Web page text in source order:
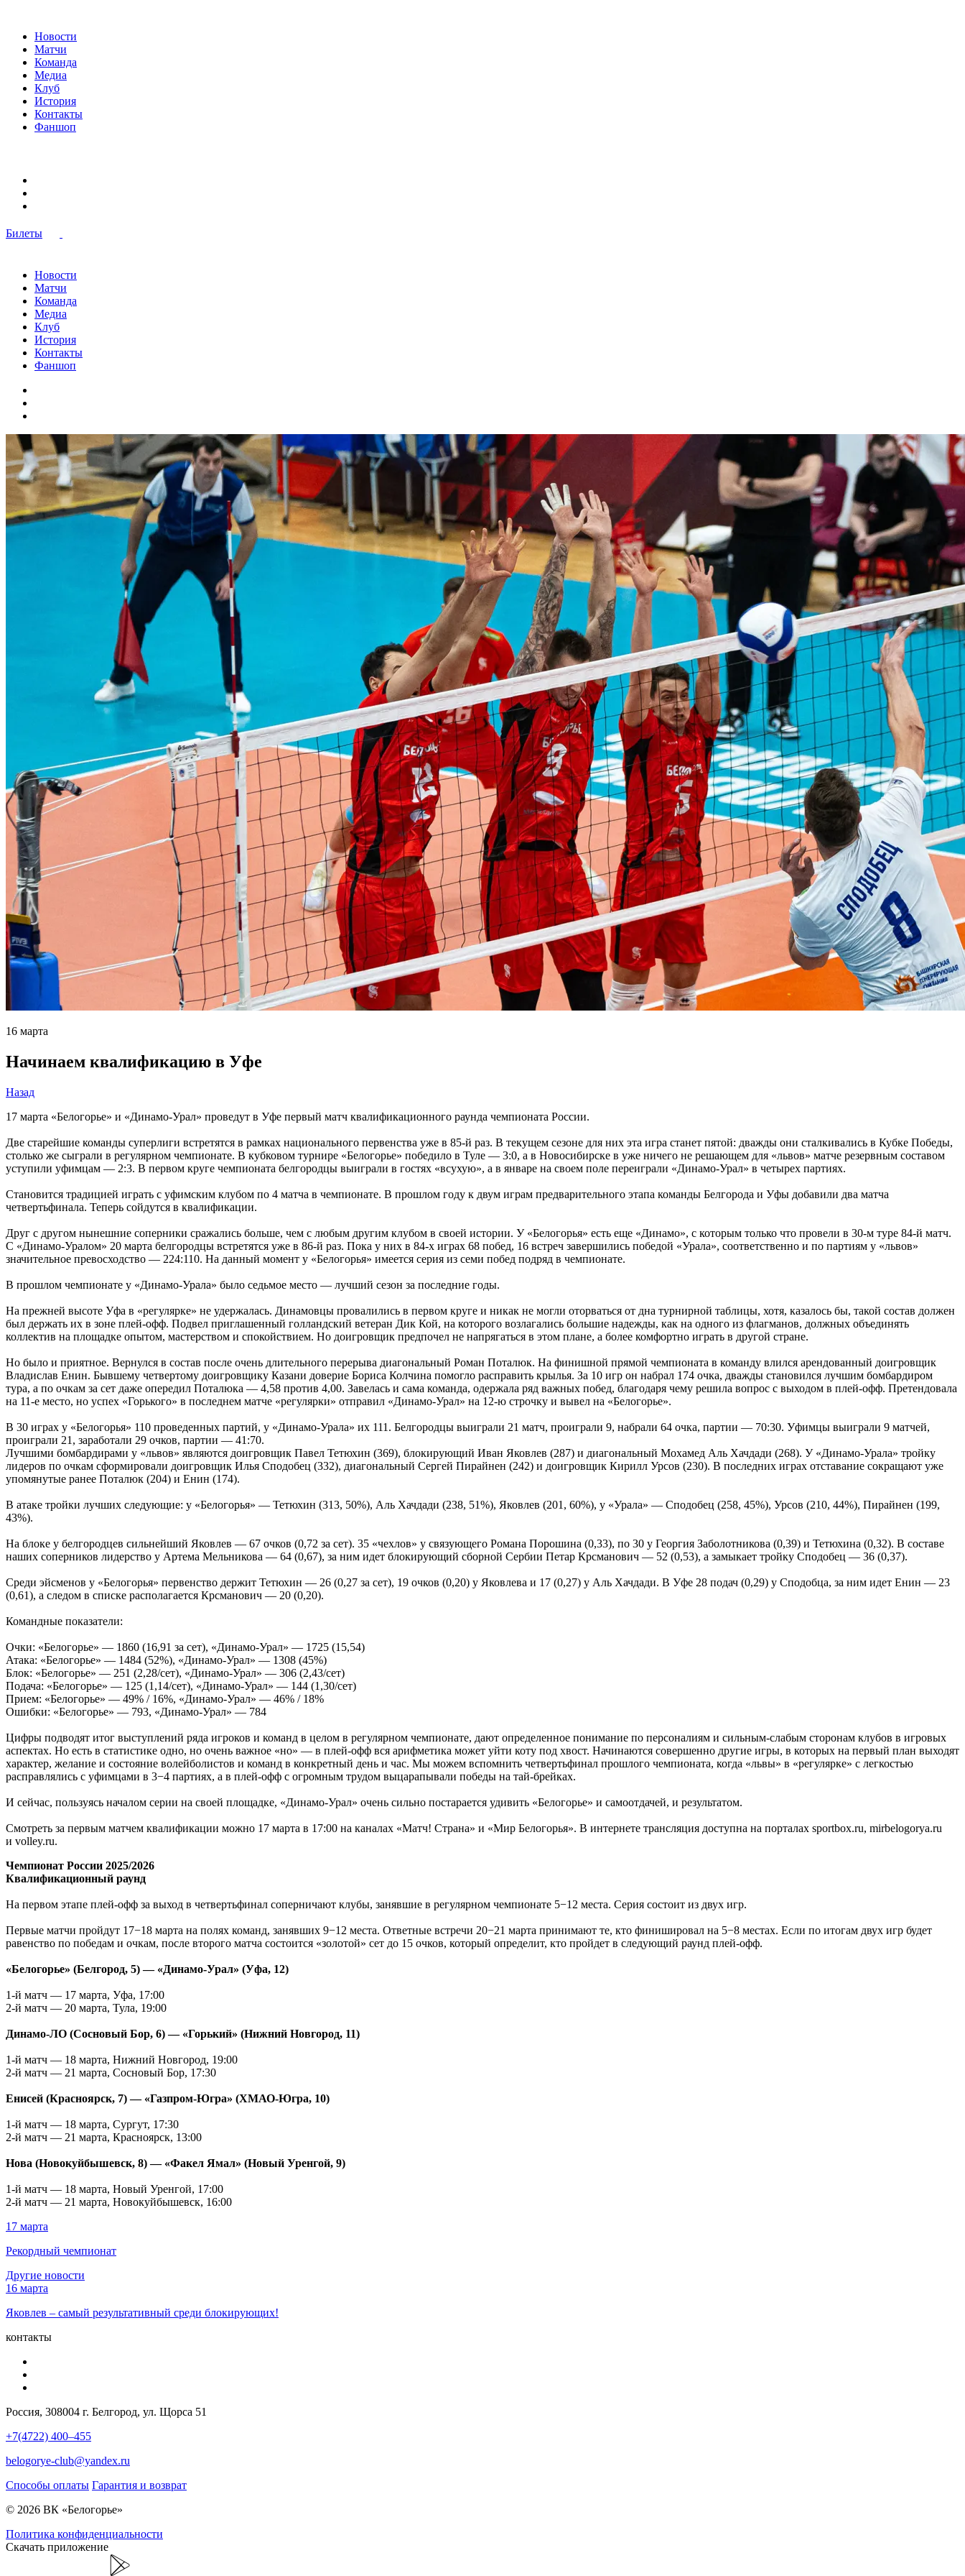
Новости
Матчи
Команда
Медиа
Клуб
История
Контакты
Фаншоп
Билеты
Новости
Матчи
Команда
Медиа
Клуб
История
Контакты
Фаншоп
16 марта
Начинаем квалификацию в Уфе
Назад
17 марта «Белогорье» и «Динамо-Урал» проведут в Уфе первый матч квалификационного раунда чемпионата России.
Две старейшие команды суперлиги встретятся в рамках национального первенства уже в 85-й раз. В текущем сезоне для них эта игра станет пятой: дважды они сталкивались в Кубке Победы,
столько же сыграли в регулярном чемпионате. В кубковом турнире «Белогорье» победило в Туле — 3:0, а в Новосибирске в уже ничего не решающем для «львов» матче резервным составом
уступили уфимцам — 2:3. В первом круге чемпионата белгородцы выиграли в гостях «всухую», а в январе на своем поле переиграли «Динамо-Урал» в четырех партиях.
Становится традицией играть с уфимским клубом по 4 матча в чемпионате. В прошлом году к двум играм предварительного этапа команды Белгорода и Уфы добавили два матча
четвертьфинала. Теперь сойдутся в квалификации.
Друг с другом нынешние соперники сражались больше, чем с любым другим клубом в своей истории. У «Белогорья» есть еще «Динамо», с которым только что провели в 30-м туре 84-й матч.
С «Динамо-Уралом» 20 марта белгородцы встретятся уже в 86-й раз. Пока у них в 84-х играх 68 побед, 16 встреч завершились победой «Урала», соответственно и по партиям у «львов»
значительное превосходство — 224:110. На данный момент у «Белогорья» имеется серия из семи побед подряд в чемпионате.
В прошлом чемпионате у «Динамо-Урала» было седьмое место — лучший сезон за последние годы.
На прежней высоте Уфа в «регулярке» не удержалась. Динамовцы провалились в первом круге и никак не могли оторваться от дна турнирной таблицы, хотя, казалось бы, такой состав должен
был держать их в зоне плей-офф. Подвел приглашенный голландский ветеран Дик Кой, на которого возлагались большие надежды, как на одного из флагманов, должных объединять
коллектив на площадке опытом, мастерством и спокойствием. Но доигровщик предпочел не напрягаться в этом плане, а более комфортно играть в другой стране.
Но было и приятное. Вернулся в состав после очень длительного перерыва диагональный Роман Поталюк. На финишной прямой чемпионата в команду влился арендованный доигровщик
Владислав Енин. Бывшему четвертому доигровщику Казани доверие Бориса Колчина помогло расправить крылья. За 10 игр он набрал 174 очка, дважды становился лучшим бомбардиром
тура, а по очкам за сет даже опередил Поталюка — 4,58 против 4,00. Завелась и сама команда, одержала ряд важных побед, благодаря чему решила вопрос с выходом в плей-офф. Претендовала
на 11-е место, но успех «Горького» в последнем матче «регулярки» отправил «Динамо-Урал» на 12-ю строчку и вывел на «Белогорье».
В 30 играх у «Белогорья» 110 проведенных партий, у «Динамо-Урала» их 111. Белгородцы выиграли 21 матч, проиграли 9, набрали 64 очка, партии — 70:30. Уфимцы выиграли 9 матчей,
проиграли 21, заработали 29 очков, партии — 41:70.
Лучшими бомбардирами у «львов» являются доигровщик Павел Тетюхин (369), блокирующий Иван Яковлев (287) и диагональный Мохамед Аль Хачдади (268). У «Динамо-Урала» тройку
лидеров по очкам сформировали доигровщик Илья Сподобец (332), диагональный Сергей Пирайнен (242) и доигровщик Кирилл Урсов (230). В последних играх отставание сокращают уже
упомянутые ранее Поталюк (204) и Енин (174).
В атаке тройки лучших следующие: у «Белогорья» — Тетюхин (313, 50%), Аль Хачдади (238, 51%), Яковлев (201, 60%), у «Урала» — Сподобец (258, 45%), Урсов (210, 44%), Пирайнен (199,
43%).
На блоке у белгородцев сильнейший Яковлев — 67 очков (0,72 за сет). 35 «чехлов» у связующего Романа Порошина (0,33), по 30 у Георгия Заболотникова (0,39) и Тетюхина (0,32). В составе
наших соперников лидерство у Артема Мельникова — 64 (0,67), за ним идет блокирующий сборной Сербии Петар Крсманович — 52 (0,53), а замыкает тройку Сподобец — 36 (0,37).
Среди эйсменов у «Белогорья» первенство держит Тетюхин — 26 (0,27 за сет), 19 очков (0,20) у Яковлева и 17 (0,27) у Аль Хачдади. В Уфе 28 подач (0,29) у Сподобца, за ним идет Енин — 23
(0,61), а следом в списке располагается Крсманович — 20 (0,20).
Командные показатели:
Очки: «Белогорье» — 1860 (16,91 за сет), «Динамо-Урал» — 1725 (15,54)
Атака: «Белогорье» — 1484 (52%), «Динамо-Урал» — 1308 (45%)
Блок: «Белогорье» — 251 (2,28/сет), «Динамо-Урал» — 306 (2,43/сет)
Подача: «Белогорье» — 125 (1,14/сет), «Динамо-Урал» — 144 (1,30/сет)
Прием: «Белогорье» — 49% / 16%, «Динамо-Урал» — 46% / 18%
Ошибки: «Белогорье» — 793, «Динамо-Урал» — 784
Цифры подводят итог выступлений ряда игроков и команд в целом в регулярном чемпионате, дают определенное понимание по персоналиям и сильным-слабым сторонам клубов в игровых
аспектах. Но есть в статистике одно, но очень важное «но» — в плей-офф вся арифметика может уйти коту под хвост. Начинаются совершенно другие игры, в которых на первый план выходят
характер, желание и состояние волейболистов и команд в конкретный день и час. Мы можем вспомнить четвертьфинал прошлого чемпионата, когда «львы» в «регулярке» с легкостью
расправлялись с уфимцами в 3−4 партиях, а в плей-офф с огромным трудом выцарапывали победы на тай-брейках.
И сейчас, пользуясь началом серии на своей площадке, «Динамо-Урал» очень сильно постарается удивить «Белогорье» и самоотдачей, и результатом.
Смотреть за первым матчем квалификации можно 17 марта в 17:00 на каналах «Матч! Страна» и «Мир Белогорья». В интернете трансляция доступна на порталах sportbox.ru, mirbelogorya.ru
и volley.ru.
Чемпионат России 2025/2026
Квалификационный раунд
На первом этапе плей-офф за выход в четвертьфинал соперничают клубы, занявшие в регулярном чемпионате 5−12 места. Серия состоит из двух игр.
Первые матчи пройдут 17−18 марта на полях команд, занявших 9−12 места. Ответные встречи 20−21 марта принимают те, кто финишировал на 5−8 местах. Если по итогам двух игр будет
равенство по победам и очкам, после второго матча состоится «золотой» сет до 15 очков, который определит, кто пройдет в следующий раунд плей-офф.
«Белогорье» (Белгород, 5) — «Динамо-Урал» (Уфа, 12)
1-й матч — 17 марта, Уфа, 17:00
2-й матч — 20 марта, Тула, 19:00
Динамо-ЛО (Сосновый Бор, 6) — «Горький» (Нижний Новгород, 11)
1-й матч — 18 марта, Нижний Новгород, 19:00
2-й матч — 21 марта, Сосновый Бор, 17:30
Енисей (Красноярск, 7) — «Газпром-Югра» (ХМАО-Югра, 10)
1-й матч — 18 марта, Сургут, 17:30
2-й матч — 21 марта, Красноярск, 13:00
Нова (Новокуйбышевск, 8) — «Факел Ямал» (Новый Уренгой, 9)
1-й матч — 18 марта, Новый Уренгой, 17:00
2-й матч — 21 марта, Новокуйбышевск, 16:00
17 марта
Рекордный чемпионат
Другие новости
16 марта
Яковлев – самый результативный среди блокирующих!
контакты
Россия, 308004 г. Белгород, ул. Щорса 51
+7(4722) 400–455
belogorye-club@yandex.ru
Способы оплаты Гарантия и возврат
© 2026 ВК «Белогорье»
Политика конфиденциальности
Скачать приложение